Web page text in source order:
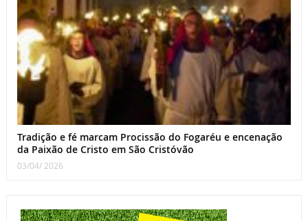
Tradição e fé marcam Procissão do Fogaréu e encenação
da Paixão de Cristo em São Cristóvão
03/04/ 2026